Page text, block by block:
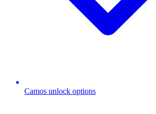
Camos unlock options